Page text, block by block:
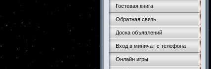
Гостевая книга
Обратная связь
Доска объявлений
Вход в миничат с телефона
Онлайн игры